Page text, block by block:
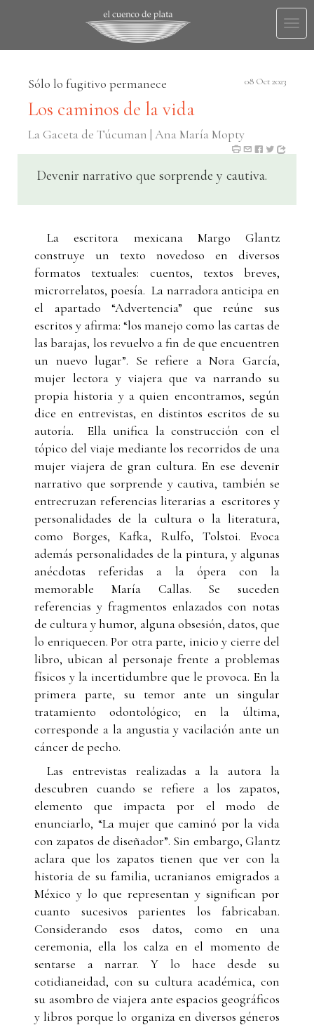
Sólo lo fugitivo permanece 08 Oct 2023
Los caminos de la vida
La Gaceta de Túcuman | Ana María Mopty
Devenir narrativo que sorprende y cautiva.
La escritora mexicana Margo Glantz
construye un texto novedoso en diversos
formatos textuales: cuentos, textos breves,
microrrelatos, poesía. La narradora anticipa en
el apartado “Advertencia” que reúne sus
escritos y afirma: “los manejo como las cartas de
las barajas, los revuelvo a fin de que encuentren
un nuevo lugar”. Se refiere a Nora García,
mujer lectora y viajera que va narrando su
propia historia y a quien encontramos, según
dice en entrevistas, en distintos escritos de su
autoría. Ella unifica la construcción con el
tópico del viaje mediante los recorridos de una
mujer viajera de gran cultura. En ese devenir
narrativo que sorprende y cautiva, también se
entrecruzan referencias literarias a escritores y
personalidades de la cultura o la literatura,
como Borges, Kafka, Rulfo, Tolstoi. Evoca
además personalidades de la pintura, y algunas
anécdotas referidas a la ópera con la
memorable María Callas. Se suceden
referencias y fragmentos enlazados con notas
de cultura y humor, alguna obsesión, datos, que
lo enriquecen. Por otra parte, inicio y cierre del
libro, ubican al personaje frente a problemas
físicos y la incertidumbre que le provoca. En la
primera parte, su temor ante un singular
tratamiento odontológico; en la última,
corresponde a la angustia y vacilación ante un
cáncer de pecho.
Las entrevistas realizadas a la autora la
descubren cuando se refiere a los zapatos,
elemento que impacta por el modo de
enunciarlo, “La mujer que caminó por la vida
con zapatos de diseñador”. Sin embargo, Glantz
aclara que los zapatos tienen que ver con la
historia de su familia, ucranianos emigrados a
México y lo que representan y significan por
cuanto sucesivos parientes los fabricaban.
Considerando esos datos, como en una
ceremonia, ella los calza en el momento de
sentarse a narrar. Y lo hace desde su
cotidianeidad, con su cultura académica, con
su asombro de viajera ante espacios geográficos
y libros porque lo organiza en diversos géneros